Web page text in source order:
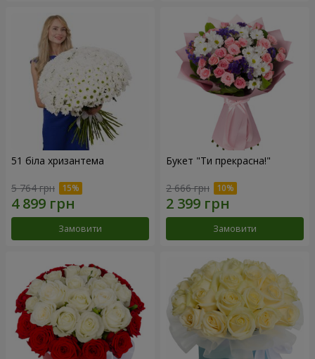
51 біла хризантема
5 764 грн
Замовити
Букет "Ти прекрасна!"
2 666 грн
Замовити